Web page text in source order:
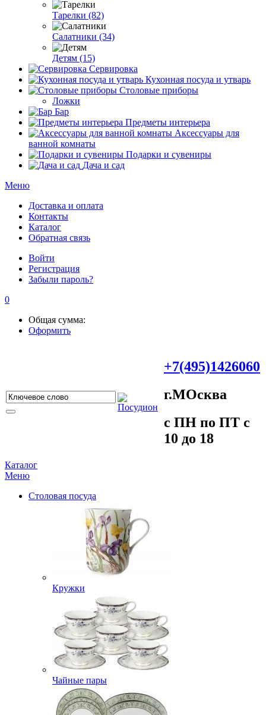
Тарелки (82)
Салатники (34)
Детям (15)
Сервировка
Кухонная посуда и утварь
Столовые приборы
Ложки
Бар
Предметы интерьера
Аксессуары для
ванной комнаты
Подарки и сувениры
Дача и сад
Меню
Доставка и оплата
Контакты
Каталог
Обратная связь
Войти
Регистрация
Забыли пароль?
0
Общая сумма:
Оформить
+7(495)1426060
г.МOсква
c ПH пo ПT c
10 до 18
Каталог
Меню
Столовая посуда
Кружки
Чайные пары